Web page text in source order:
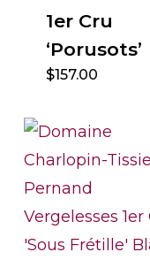
1er Cru
‘Porusots’
$157.00